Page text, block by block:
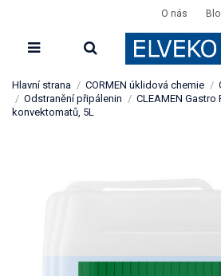
O nás
Hlavní strana CORMEN úklidová chemie
Odstranění připálenin
CLEAMEN
konvektomatů, 5L